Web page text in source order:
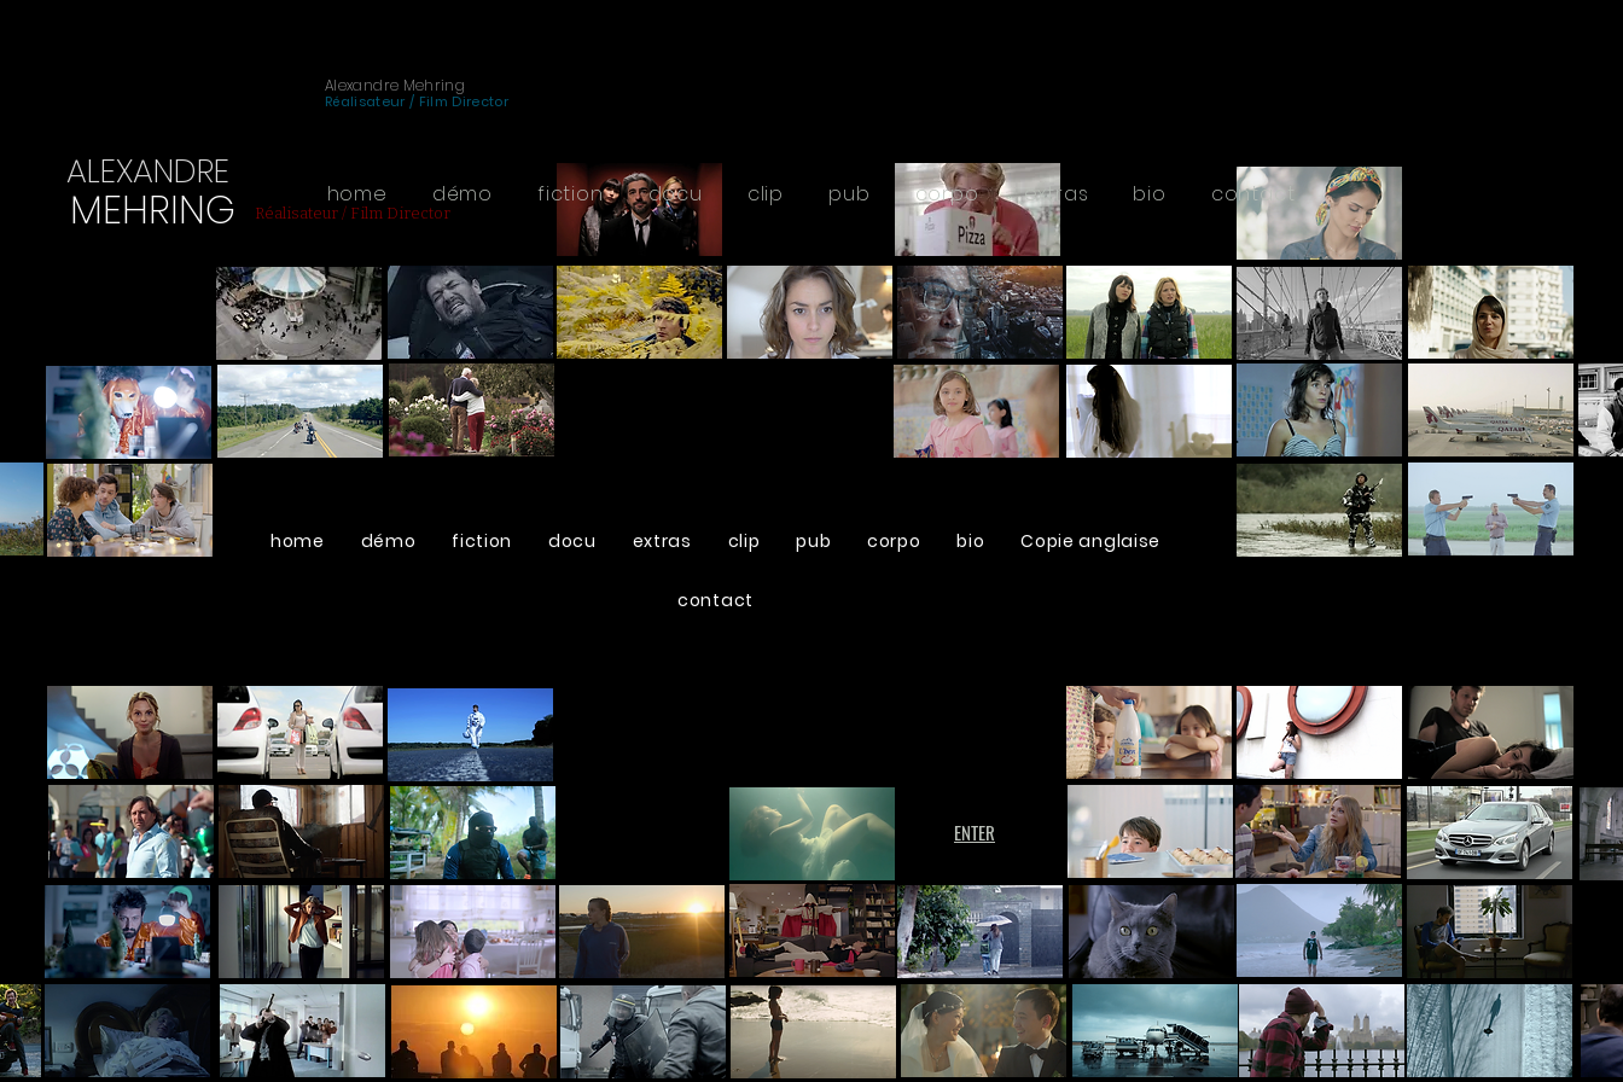
Réalisateur / Film Director
ALEXANDRE
MEHRING
home démo fiction docu extras clip pub corpo bio Copie anglaise
contact
ENTER
Alexandre Mehring
Réalisateur / Film Director
home démo fiction docu clip pub corpo extras bio contact